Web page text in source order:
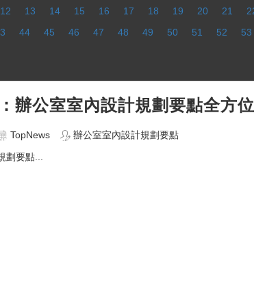
12 13 14 15 16 17 18 19 20 21
44 45 46 47 48 49 50 51 52 53
辦公室室內設計規劃要點全方
TopNews
辦公室室內設計規劃要點
劃要點...